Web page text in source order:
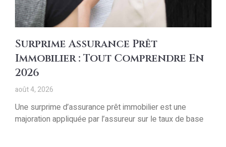
Surprime Assurance Prêt
Immobilier : Tout Comprendre En
2026
août 4, 2026
Une surprime d’assurance prêt immobilier est une
majoration appliquée par l’assureur sur le taux de base